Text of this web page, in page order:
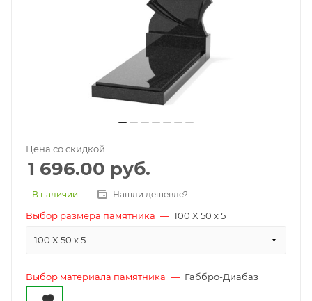
Цена со скидкой
1 696.00 руб.
В наличии Нашли дешевле?
Выбор размера памятника — 100 X 50 x 5
100 X 50 x 5
Выбор материала памятника — Габбро-Диабаз